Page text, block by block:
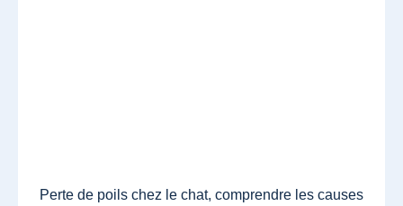
Perte de poils chez le chat, comprendre les causes